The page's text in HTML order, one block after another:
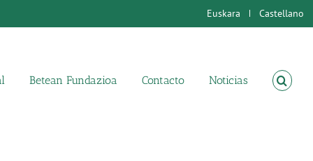
Euskara Castellano
Betean Fundazioa Contacto Noticias